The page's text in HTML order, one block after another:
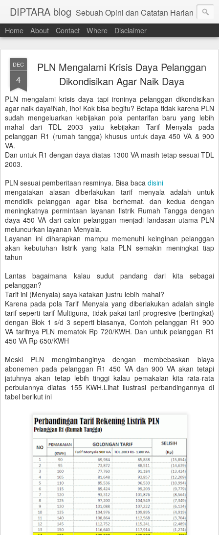
DIPTARA blog Sebuah Opini dan Catatan Harian
Home About Contact Where Disclaimer
DEC
4
PLN Mengalami Krisis Daya Pelanggan
Dikondisikan Agar Naik Daya
PLN mengalami krisis daya tapi ironinya pelanggan dikondisikan
agar naik daya!Nah, lho! Kok bisa begitu? Betapa tidak karena PLN
sudah mengeluarkan kebijakan pola pentarifan baru yang lebih
mahal dari TDL 2003 yaitu kebijakan Tarif Menyala pada
pelanggan R1 (rumah tangga) khusus untuk daya 450 VA & 900
VA.
Dan untuk R1 dengan daya diatas 1300 VA masih tetap sesuai TDL
2003.
PLN sesuai pemberitaan resminya. Bisa baca disini
mengatakan alasan diberlakukan tarif menyala adalah untuk
mendidik pelanggan agar bisa berhemat. dan kedua dengan
meningkatnya permintaan layanan listrik Rumah Tangga dengan
daya 450 VA dari calon pelanggan menjadi landasan utama PLN
meluncurkan layanan Menyala.
Layanan ini diharapkan mampu memenuhi keinginan pelanggan
akan kebutuhan listrik yang kata PLN semakin meningkat tiap
tahun
Lantas bagaimana kalau sudut pandang dari kita sebagai
pelanggan?
Tarif ini (Menyala) saya katakan justru lebih mahal?
Karena pada pola Tarif Menyala yang diberlakukan adalah single
tarif seperti tarif Multiguna, tidak pakai tarif progresive (bertingkat)
dengan Blok 1 s/d 3 seperti biasanya, Contoh pelanggan R1 900
VA tarifnya PLN mematok Rp 720/KWH. Dan untuk pelanggan R1
450 VA Rp 650/KWH
Meski PLN mengimbanginya dengan membebaskan biaya
abonemen pada pelanggan R1 450 VA dan 900 VA akan tetapi
jatuhnya akan tetap lebih tinggi kalau pemakaian kita rata-rata
perbulannya diatas 155 KWH.Lihat ilustrasi perbandingannya di
tabel berikut ini